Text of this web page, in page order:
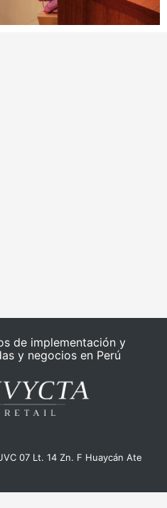
de implementación y
y negocios en Perú
07 Lt. 14 Zn. F Huaycán Ate